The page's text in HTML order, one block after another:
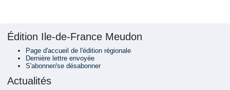
Édition Ile-de-France Meudon
Page d'accueil de l'édition régionale
Dernière lettre envoyée
S'abonner/se désabonner
Actualités